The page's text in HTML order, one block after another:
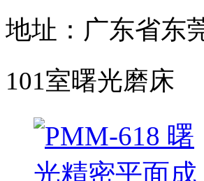
地址：广东省东
101室曙光磨床